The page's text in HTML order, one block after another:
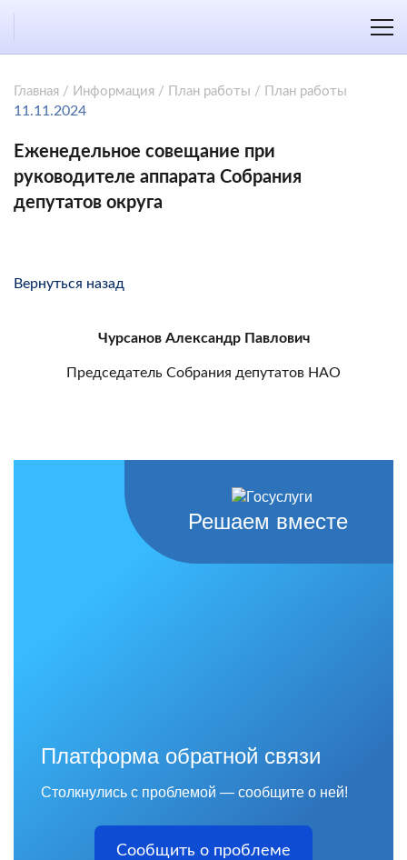
Главная / Информация / План работы / План работы
11.11.2024
Еженедельное совещание при
руководителе аппарата Собрания
депутатов округа
Вернуться назад
Чурсанов Александр Павлович
Председатель Собрания депутатов НАО
Решаем вместе
Платформа обратной связи
Столкнулись с проблемой — сообщите о ней!
Сообщить о проблеме